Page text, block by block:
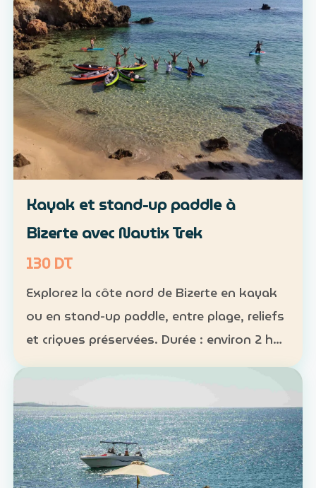
Kayak et stand-up paddle à
Bizerte avec Nautix Trek
130 DT
Explorez la côte nord de Bizerte en kayak
ou en stand-up paddle, entre plage, reliefs
et criques préservées. Durée : environ 2 h
30 Distance : environ 5 km Niveau :
sortie …